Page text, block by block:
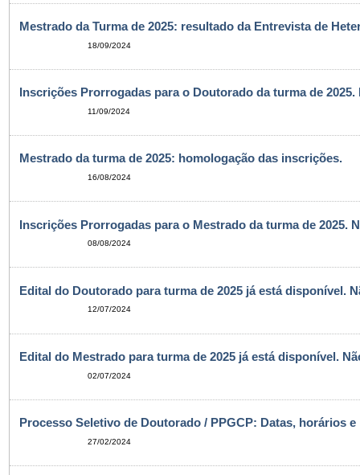
Mestrado da Turma de 2025: resultado da Entrevista de
18/09/2024
Inscrições Prorrogadas para o Doutorado da turma de
11/09/2024
Mestrado da turma de 2025: homologação das inscrições.
16/08/2024
Inscrições Prorrogadas para o Mestrado da turma de 2025.
08/08/2024
Edital do Doutorado para turma de 2025 já está disponível.
12/07/2024
Edital do Mestrado para turma de 2025 já está disponível.
02/07/2024
Processo Seletivo de Doutorado / PPGCP: Datas, horários
27/02/2024